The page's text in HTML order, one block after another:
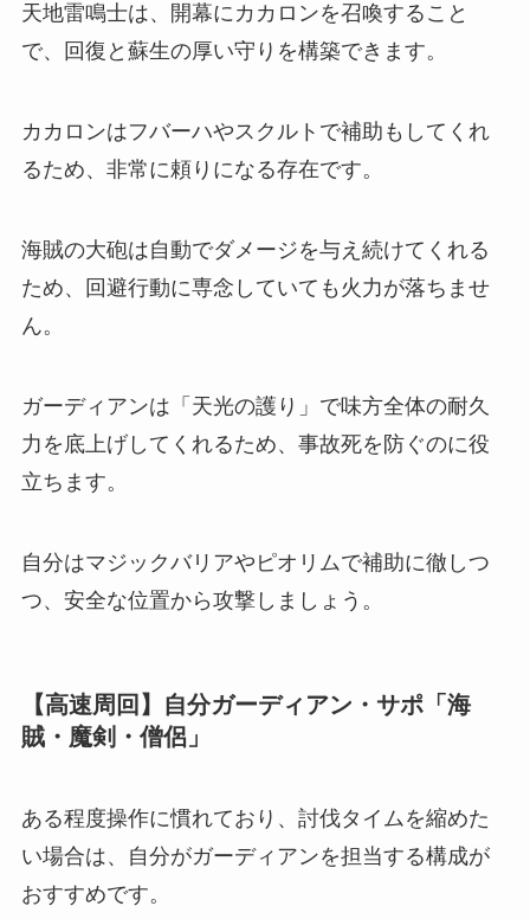
天地雷鳴士は、開幕にカカロンを召喚すること
で、回復と蘇生の厚い守りを構築できます。
カカロンはフバーハやスクルトで補助もしてくれ
るため、非常に頼りになる存在です。
海賊の大砲は自動でダメージを与え続けてくれる
ため、回避行動に専念していても火力が落ちませ
ん。
ガーディアンは「天光の護り」で味方全体の耐久
力を底上げしてくれるため、事故死を防ぐのに役
立ちます。
自分はマジックバリアやピオリムで補助に徹しつ
つ、安全な位置から攻撃しましょう。
【高速周回】自分ガーディアン・サポ「海
賊・魔剣・僧侶」
ある程度操作に慣れており、討伐タイムを縮めた
い場合は、自分がガーディアンを担当する構成が
おすすめです。